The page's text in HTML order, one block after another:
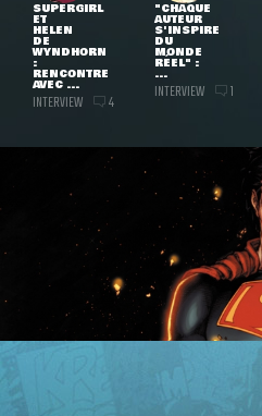
SUPERGIRL
ET
HELEN
DE
WYNDHORN
:
RENCONTRE
AVEC ...
INTERVIEW 4
"CHAQUE
AUTEUR
S'INSPIRE
DU
MONDE
RÉEL" :
...
INTERVIEW 1